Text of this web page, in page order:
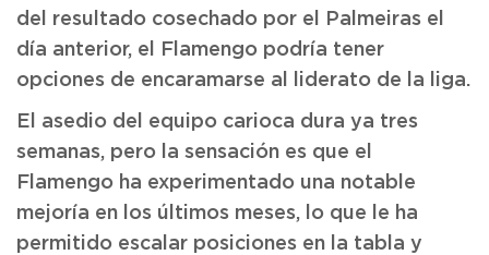
del resultado cosechado por el Palmeiras el
día anterior, el Flamengo podría tener
opciones de encaramarse al liderato de la liga.
El asedio del equipo carioca dura ya tres
semanas, pero la sensación es que el
Flamengo ha experimentado una notable
mejoría en los últimos meses, lo que le ha
permitido escalar posiciones en la tabla y